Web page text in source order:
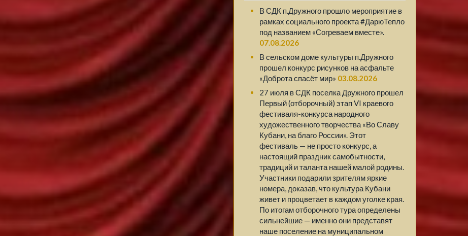
В СДК п.Дружного прошло мероприятие в
рамках социального проекта #ДарюТепло
под названием «Согреваем вместе».
07.08.2026
В сельском доме культуры п.Дружного
прошел конкурс рисунков на асфальте
«Доброта спасёт мир» 03.08.2026
27 июля в СДК поселка Дружного прошел
Первый (отборочный) этап VI краевого
фестиваля-конкурса народного
художественного творчества «Во Славу
Кубани, на благо России». Этот
фестиваль — не просто конкурс, а
настоящий праздник самобытности,
традиций и таланта нашей малой родины.
Участники подарили зрителям яркие
номера, доказав, что культура Кубани
живет и процветает в каждом уголке края.
По итогам отборочного тура определены
сильнейшие — именно они представят
наше поселение на муниципальном